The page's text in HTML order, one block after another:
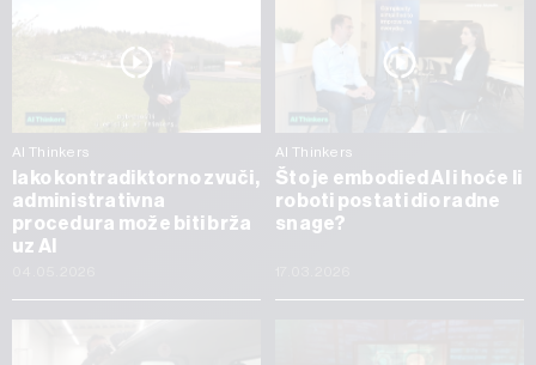
AI Thinkers
Iako kontradiktorno zvuči,
administrativna
procedura može biti brža
uz AI
AI Thinkers
Što je embodied AI i hoće li
roboti postati dio radne
snage?